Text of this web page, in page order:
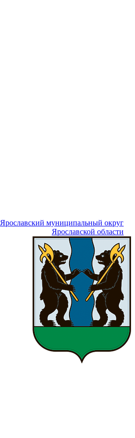
Ярославский муниципальный округ
Ярославской области